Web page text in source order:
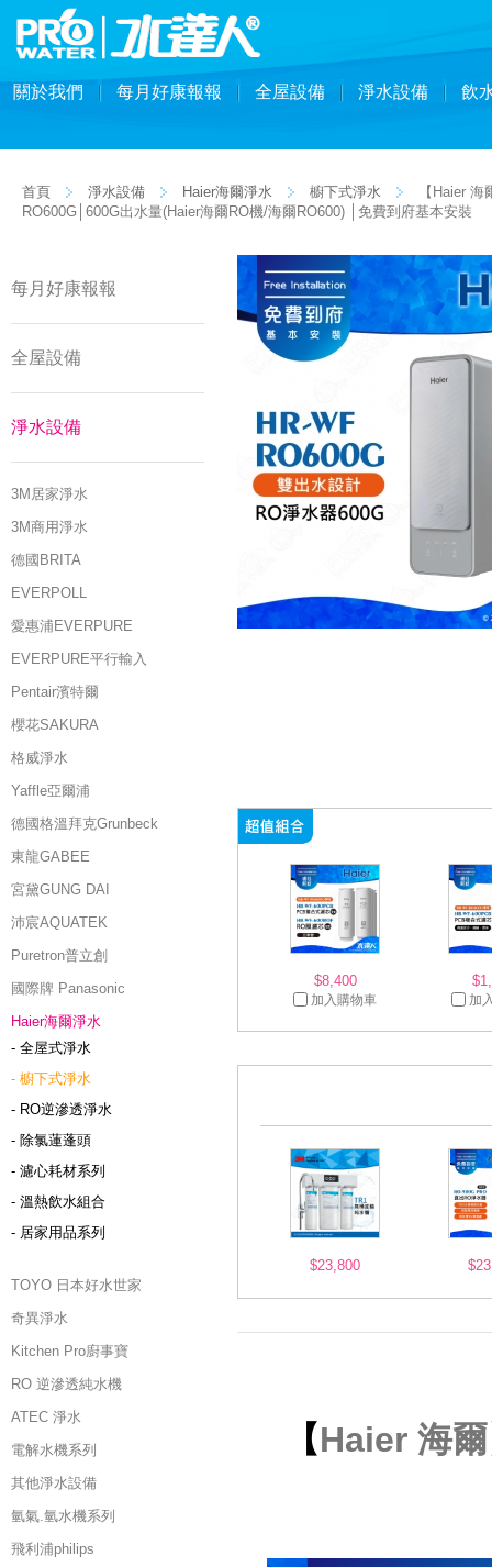
關於我們 每月好康報報 全屋設備 淨水設備 飲
首頁 淨水設備 Haier海爾淨水 櫥下式淨水
【Haier 海
RO600G│600G出水量(Haier海爾RO機/海爾RO600) │免費到府基本安裝
每月好康報報
全屋設備
淨水設備
3M居家淨水
3M商用淨水
德國BRITA
EVERPOLL
愛惠浦EVERPURE
EVERPURE平行輸入
Pentair濱特爾
櫻花SAKURA
格威淨水
Yaffle亞爾浦
德國格溫拜克Grunbeck
東龍GABEE
宮黛GUNG DAI
沛宸AQUATEK
Puretron普立創
國際牌 Panasonic
Haier海爾淨水
- 全屋式淨水
- 櫥下式淨水
- RO逆滲透淨水
- 除氯蓮蓬頭
- 濾心耗材系列
- 溫熱飲水組合
- 居家用品系列
TOYO 日本好水世家
奇異淨水
Kitchen Pro廚事寶
RO 逆滲透純水機
ATEC 淨水
電解水機系列
其他淨水設備
氫氣.氫水機系列
飛利浦philips
$8,400
加入購物車 加
$23,800
【Haier 海爾